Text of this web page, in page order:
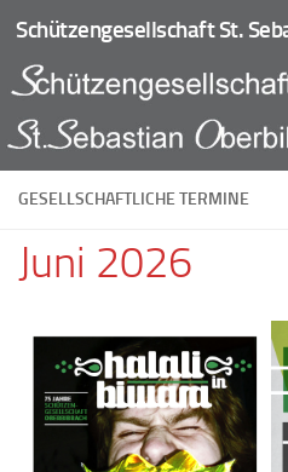
Zum Inhalt springen
GESELLSCHAFTLICHE TERMINE
Juni 2026